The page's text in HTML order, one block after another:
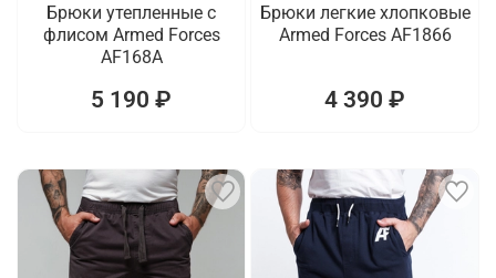
Брюки утепленные с
флисом Armed Forces
AF168A
5 190 ₽
Брюки легкие хлопковые
Armed Forces AF1866
4 390 ₽